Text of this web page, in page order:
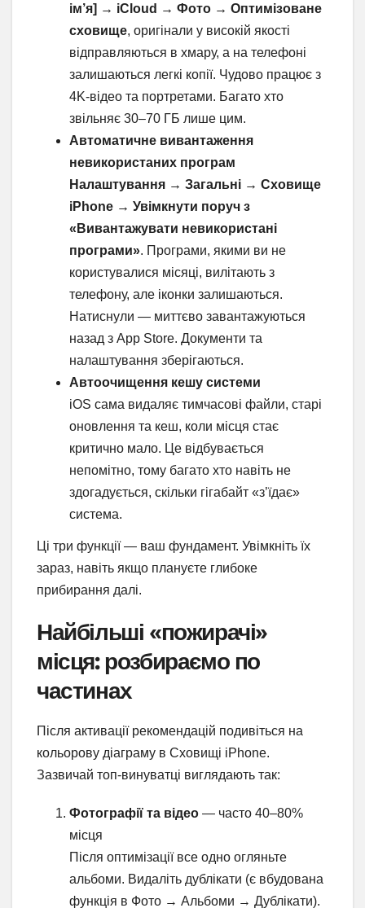
ім’я] → iCloud → Фото → Оптимізоване
сховище, оригінали у високій якості
відправляються в хмару, а на телефоні
залишаються легкі копії. Чудово працює з
4K-відео та портретами. Багато хто
звільняє 30–70 ГБ лише цим.
Автоматичне вивантаження
невикористаних програм
Налаштування → Загальні → Сховище
iPhone → Увімкнути поруч з
«Вивантажувати невикористані
програми». Програми, якими ви не
користувалися місяці, вилітають з
телефону, але іконки залишаються.
Натиснули — миттєво завантажуються
назад з App Store. Документи та
налаштування зберігаються.
Автоочищення кешу системи
iOS сама видаляє тимчасові файли, старі
оновлення та кеш, коли місця стає
критично мало. Це відбувається
непомітно, тому багато хто навіть не
здогадується, скільки гігабайт «з’їдає»
система.
Ці три функції — ваш фундамент. Увімкніть їх
зараз, навіть якщо плануєте глибоке
прибирання далі.
Найбільші «пожирачі»
місця: розбираємо по
частинах
Після активації рекомендацій подивіться на
кольорову діаграму в Сховищі iPhone.
Зазвичай топ-винуватці виглядають так:
Фотографії та відео — часто 40–80%
місця
Після оптимізації все одно огляньте
альбоми. Видаліть дублікати (є вбудована
функція в Фото → Альбоми → Дублікати).